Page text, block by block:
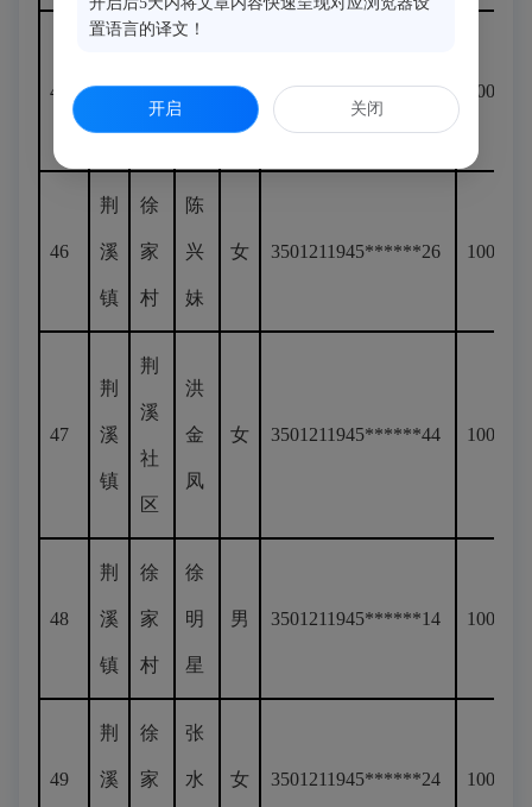
45 溪
镇
口
村
观
金
女 3501211945******22 100
46
荆
溪
镇
徐
家
村
陈
兴
妹
女 3501211945******26 100
47
荆
溪
镇
荆
溪
社
区
洪
金
凤
女 3501211945******44 100
48
荆
溪
镇
徐
家
村
徐
明
星
男 3501211945******14 100
49
荆
溪
徐
家
张
水 女 3501211945******24 100
置语言的译文！
开启 关闭